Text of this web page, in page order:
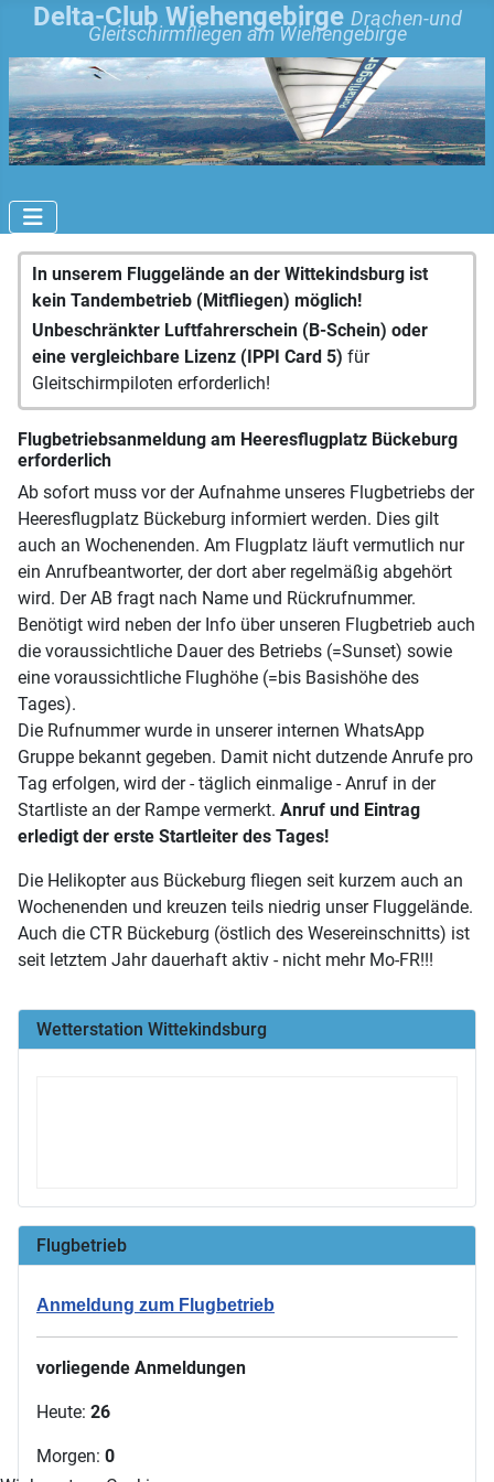
Delta-Club Wiehengebirge Drachen-und
Gleitschirmfliegen am Wiehengebirge
In unserem Fluggelände an der Wittekindsburg ist
kein Tandembetrieb (Mitfliegen) möglich!
Unbeschränkter Luftfahrerschein (B-Schein) oder
eine vergleichbare Lizenz (IPPI Card 5) für
Gleitschirmpiloten erforderlich!
Flugbetriebsanmeldung am Heeresflugplatz Bückeburg
erforderlich
Ab sofort muss vor der Aufnahme unseres Flugbetriebs der
Heeresflugplatz Bückeburg informiert werden. Dies gilt
auch an Wochenenden. Am Flugplatz läuft vermutlich nur
ein Anrufbeantworter, der dort aber regelmäßig abgehört
wird. Der AB fragt nach Name und Rückrufnummer.
Benötigt wird neben der Info über unseren Flugbetrieb auch
die voraussichtliche Dauer des Betriebs (=Sunset) sowie
eine voraussichtliche Flughöhe (=bis Basishöhe des
Tages).
Die Rufnummer wurde in unserer internen WhatsApp
Gruppe bekannt gegeben. Damit nicht dutzende Anrufe pro
Tag erfolgen, wird der - täglich einmalige - Anruf in der
Startliste an der Rampe vermerkt. Anruf und Eintrag
erledigt der erste Startleiter des Tages!
Die Helikopter aus Bückeburg fliegen seit kurzem auch an
Wochenenden und kreuzen teils niedrig unser Fluggelände.
Auch die CTR Bückeburg (östlich des Wesereinschnitts) ist
seit letztem Jahr dauerhaft aktiv - nicht mehr Mo-FR!!!
Wetterstation Wittekindsburg
Flugbetrieb
Anmeldung zum Flugbetrieb
vorliegende Anmeldungen
Heute: 26
Morgen: 0